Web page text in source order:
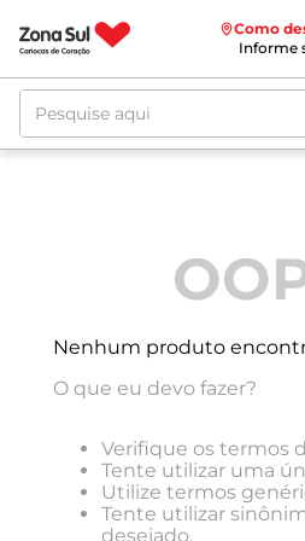
Como
Informe
Pesquise aqui
Nenhum produto
O que eu devo fazer?
Verifique os termos
Tente utilizar uma
Utilize termos
Tente utilizar
desejado.